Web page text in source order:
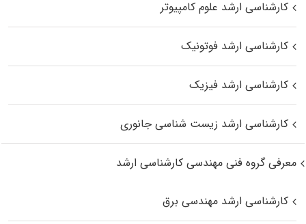
کارشناسی ارشد علوم کامپیوتر
کارشناسی ارشد فوتونیک
کارشناسی ارشد فیزیک
کارشناسی ارشد زیست‌ شناسی جانوری
معرفی گروه فنی مهندسی کارشناسی ارشد
کارشناسی ارشد مهندسی برق